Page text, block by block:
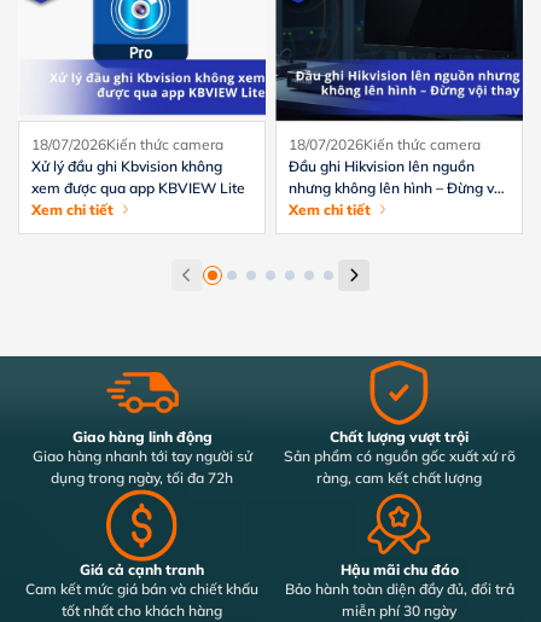
18/07/2026Kiến thức camera
Xử lý đầu ghi Kbvision không
xem được qua app KBVIEW Lite
Xem chi tiết
18/07/2026Kiến thức camera
Đầu ghi Hikvision lên nguồn
nhưng không lên hình – Đừng vội
thay
Xem chi tiết
Giao hàng linh động
Giao hàng nhanh tới tay người sử
dụng trong ngày, tối đa 72h
Chất lượng vượt trội
Sản phẩm có nguồn gốc xuất xứ rõ
ràng, cam kết chất lượng
Giá cả cạnh tranh
Cam kết mức giá bán và chiết khấu
tốt nhất cho khách hàng
Hậu mãi chu đáo
Bảo hành toàn diện đầy đủ, đổi trả
miễn phí 30 ngày